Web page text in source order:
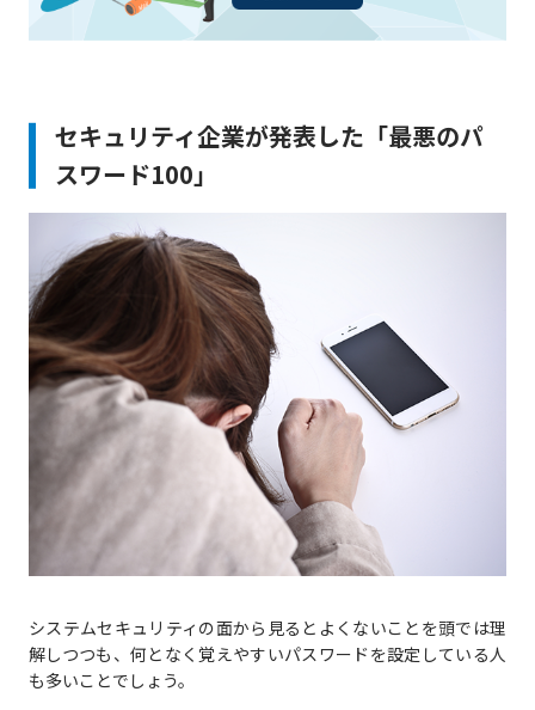
セキュリティ企業が発表した「最悪のパ
スワード100」
システムセキュリティの面から見るとよくないことを頭では理
解しつつも、何となく覚えやすいパスワードを設定している人
も多いことでしょう。